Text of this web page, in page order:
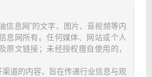
信息网”的文字、图片、音视频等内
息网所有。任何媒体、网站或个人
原文链接；未经授权擅自使用的，
道的内容，旨在传递行业信息与观